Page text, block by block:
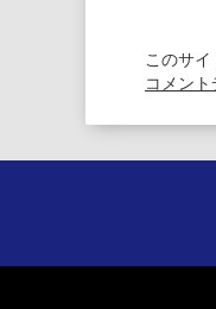
このサ
コメン